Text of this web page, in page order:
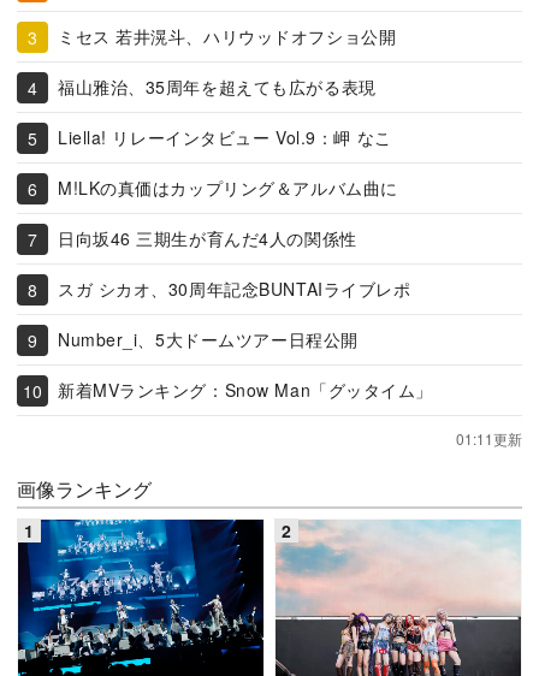
ミセス 若井滉斗、ハリウッドオフショ公開
福山雅治、35周年を超えても広がる表現
Liella! リレーインタビュー Vol.9：岬 なこ
M!LKの真価はカップリング＆アルバム曲に
日向坂46 三期生が育んだ4人の関係性
スガ シカオ、30周年記念BUNTAIライブレポ
Number_i、5大ドームツアー日程公開
新着MVランキング：Snow Man「グッタイム」
01:11更新
画像ランキング